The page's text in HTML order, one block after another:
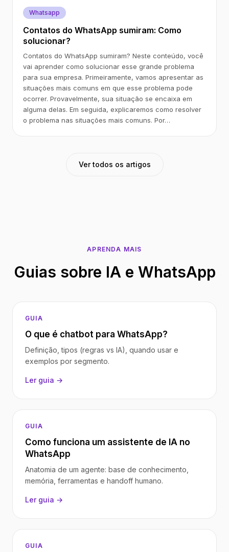
Whatsapp
Contatos do WhatsApp sumiram: Como
solucionar?
Contatos do WhatsApp sumiram? Neste conteúdo, você
vai aprender como solucionar esse grande problema
para sua empresa. Primeiramente, vamos apresentar as
situações mais comuns em que esse problema pode
ocorrer. Provavelmente, sua situação se encaixa em
alguma delas. Em seguida, explicaremos como resolver
o problema nas situações mais comuns. Por…
Ver todos os artigos
APRENDA MAIS
Guias sobre IA e WhatsApp
GUIA
O que é chatbot para WhatsApp?
Definição, tipos (regras vs IA), quando usar e
exemplos por segmento.
Ler guia →
GUIA
Como funciona um assistente de IA no
WhatsApp
Anatomia de um agente: base de conhecimento,
memória, ferramentas e handoff humano.
Ler guia →
GUIA